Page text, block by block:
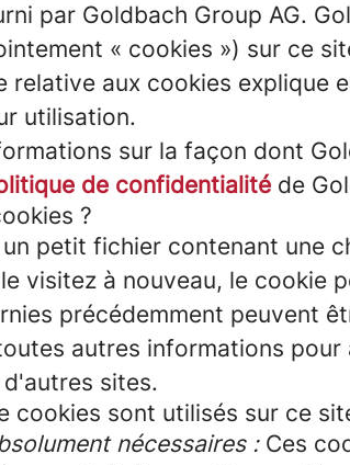
par Goldbach Group AG.
« cookies ») sur ce
relative aux cookies explique
utilisation.
sur la façon dont
de confidentialité de
?
petit fichier contenant une
visitez à nouveau, le cookie
précédemment peuvent
autres informations
sites.
cookies sont utilisés sur ce
nécessaires :Ces